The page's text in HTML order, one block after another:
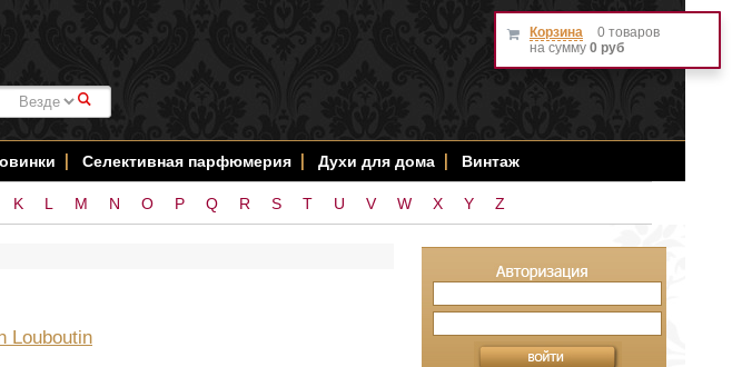
#
Селективная парфюмерия Духи для дома Винтаж
K L M N O P Q R S T U V W X Y Z
Louboutin
Корзина
0 товаров
на сумму 0 руб